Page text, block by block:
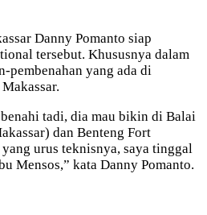
Danny Pomanto siap
tersebut. Khususnya dalam
pembenahan yang ada di
tadi, dia mau bikin di Balai
dan Benteng Fort
urus teknisnya, saya tinggal
Mensos,” kata Danny Pomanto.